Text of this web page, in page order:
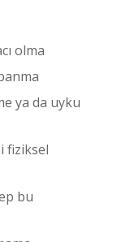
olma
ya da uyku
fiziksel
bu